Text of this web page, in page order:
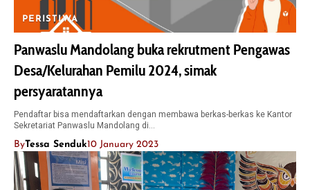
PERISTIWA
Panwaslu Mandolang buka rekrutment Pengawas
Desa/Kelurahan Pemilu 2024, simak
persyaratannya
Pendaftar bisa mendaftarkan dengan membawa berkas-berkas ke Kantor
Sekretariat Panwaslu Mandolang di…
ByTessa Senduk10 January 2023